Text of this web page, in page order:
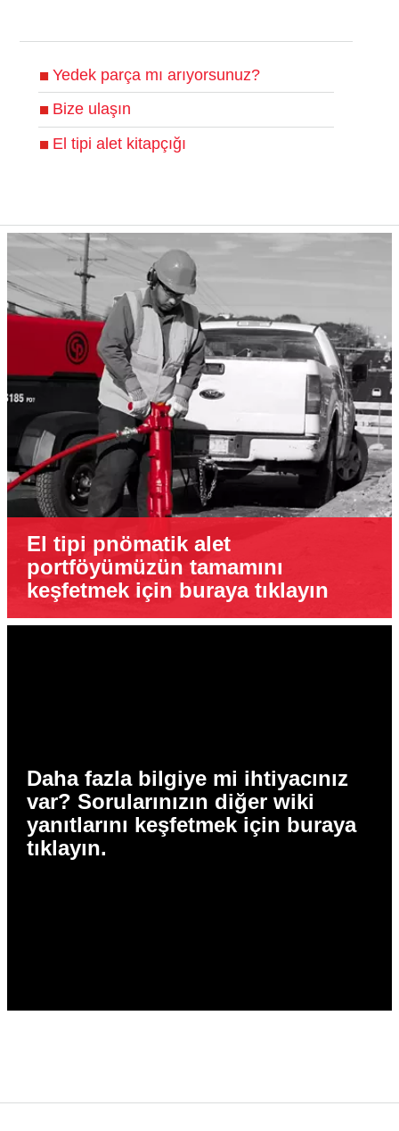
Yedek parça mı arıyorsunuz?
Bize ulaşın
El tipi alet kitapçığı
El tipi pnömatik alet
portföyümüzün tamamını
keşfetmek için buraya tıklayın
Daha fazla bilgiye mi ihtiyacınız
var? Sorularınızın diğer wiki
yanıtlarını keşfetmek için buraya
tıklayın.